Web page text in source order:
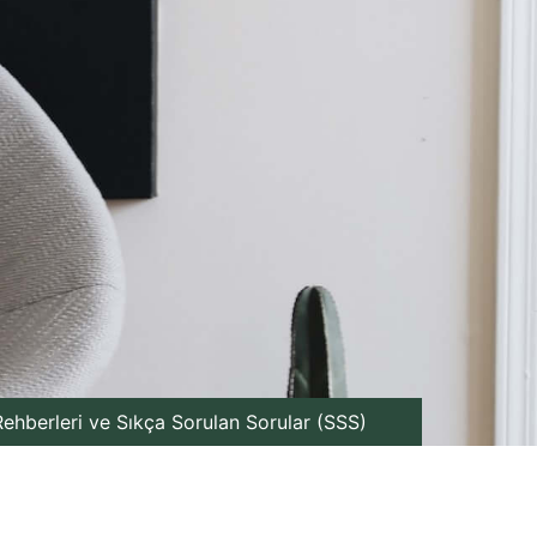
ve Sıkça Sorulan Sorular (SSS)